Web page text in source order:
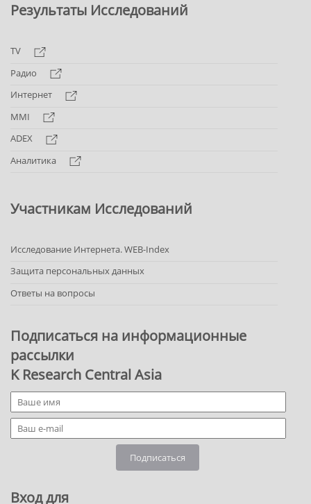
Результаты Исследований
TV
Радио
Интернет
MMI
ADEX
Аналитика
Участникам Исследований
Исследование Интернета. WEB-Index
Защита персональных данных
Ответы на вопросы
Подписаться на информационные
рассылки
K Research Central Asia
Подписаться
Вход для